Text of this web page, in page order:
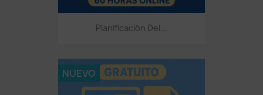
Planificación Del...
NUEVO